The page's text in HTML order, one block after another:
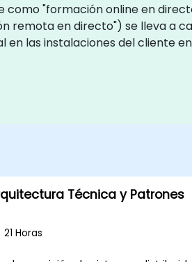
"formación online en
remota en directo") se lleva a
las instalaciones del cliente
Técnica y Patrones
21 Horas